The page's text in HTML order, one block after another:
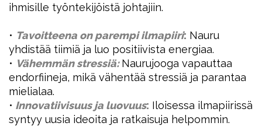
ihmisille työntekijöistä johtajiin.
• Tavoitteena on parempi ilmapiiri: Nauru
yhdistää tiimiä ja luo positiivista energiaa.
• Vähemmän stressiä:Naurujooga vapauttaa
endorfiineja, mikä vähentää stressiä ja parantaa
mielialaa.
• Innovatiivisuus ja luovuus: Iloisessa ilmapiirissä
syntyy uusia ideoita ja ratkaisuja helpommin.